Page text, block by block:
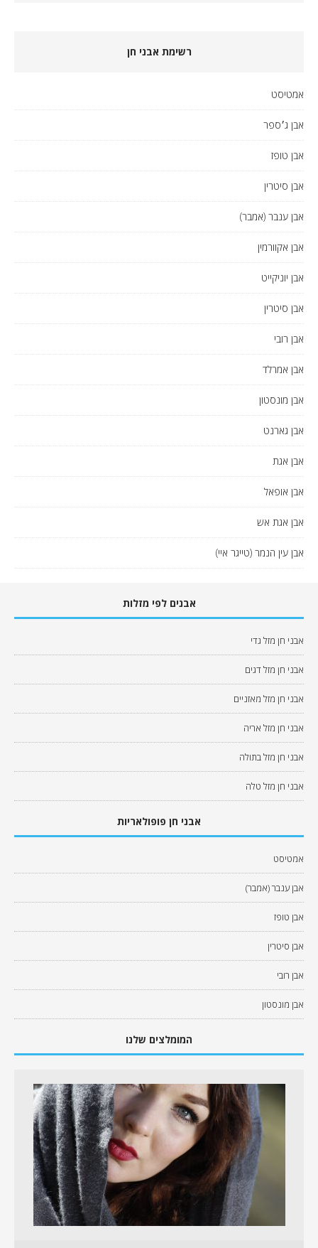
רשימת אבני חן
אמטיסט
אבן ג׳ספר
אבן טופז
אבן סיטרין
אבן ענבר (אמבר)
אבן אקוורמין
אבן יוניקייט
אבן סיטרין
אבן רובי
אבן אמרלד
אבן מונסטון
אבן גארנט
אבן אגת
אבן אופאל
אבן אגת אש
אבן עין הנמר (טייגר איי)
אבנים לפי מזלות
אבני חן מזל גדי
אבני חן מזל דגים
אבני חן מזל מאזניים
אבני חן מזל אריה
אבני חן מזל בתולה
אבני חן מזל טלה
אבני חן פופולאריות
אמטיסט
אבן ענבר (אמבר)
אבן טופז
אבן סיטרין
אבן רובי
אבן מונסטון
המומלצים שלנו